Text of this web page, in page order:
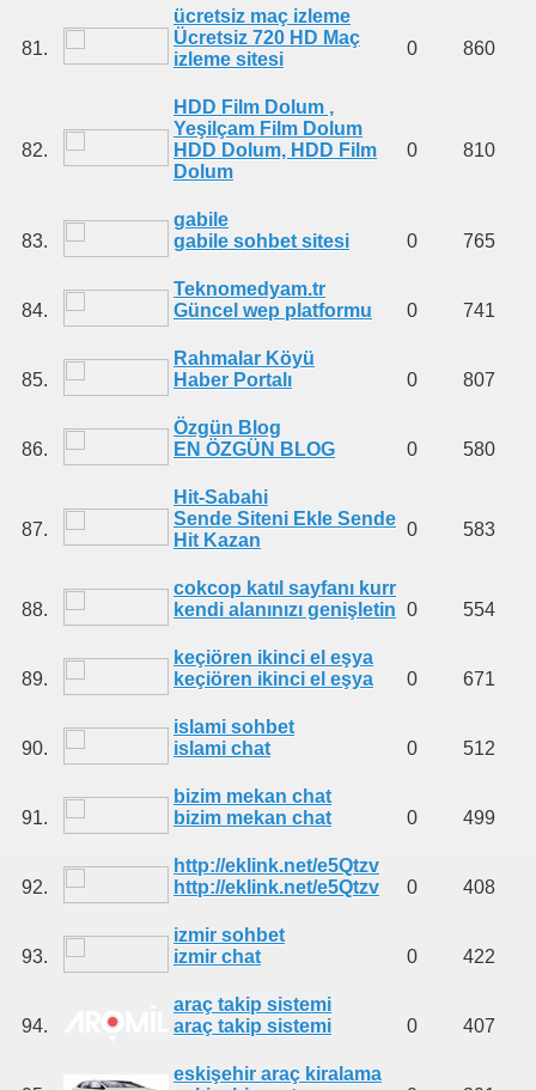
81.
ücretsiz maç izleme
Ücretsiz 720 HD Maç
izleme sitesi
0 860
82.
HDD Film Dolum ,
Yeşilçam Film Dolum
HDD Dolum, HDD Film
Dolum
0 810
83.
gabile
gabile sohbet sitesi
0 765
84.
Teknomedyam.tr
Güncel wep platformu
0 741
85.
Rahmalar Köyü
Haber Portalı
0 807
86.
Özgün Blog
EN ÖZGÜN BLOG
0 580
87.
Hit-Sabahi
Sende Siteni Ekle Sende
Hit Kazan
0 583
88.
cokcop katıl sayfanı kurr
kendi alanınızı genişletin 0 554
89.
keçiören ikinci el eşya
keçiören ikinci el eşya
0 671
90.
islami sohbet
islami chat
0 512
91.
bizim mekan chat
bizim mekan chat
0 499
92.
http://eklink.net/e5Qtzv
http://eklink.net/e5Qtzv
0 408
93.
izmir sohbet
izmir chat
0 422
94.
araç takip sistemi
araç takip sistemi
0 407
eskişehir araç kiralama